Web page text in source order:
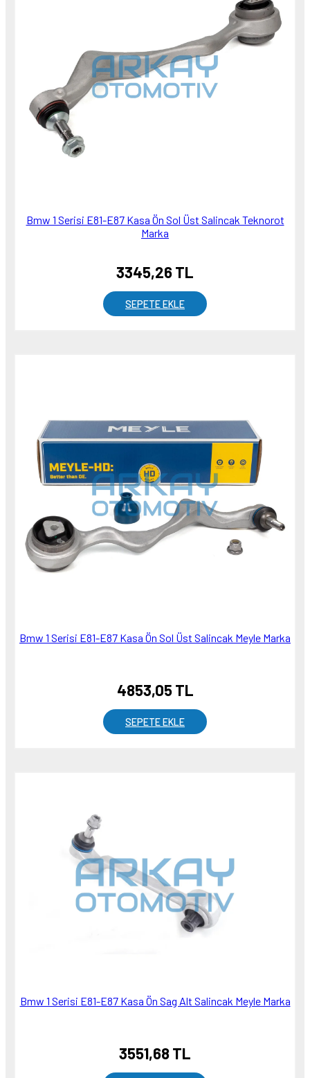
Bmw 1 Serisi E81-E87 Kasa Ön Sol Üst Salincak Teknorot
Marka
3345,26 TL
SEPETE EKLE
Bmw 1 Serisi E81-E87 Kasa Ön Sol Üst Salincak Meyle Marka
4853,05 TL
SEPETE EKLE
Bmw 1 Serisi E81-E87 Kasa Ön Sag Alt Salincak Meyle Marka
3551,68 TL